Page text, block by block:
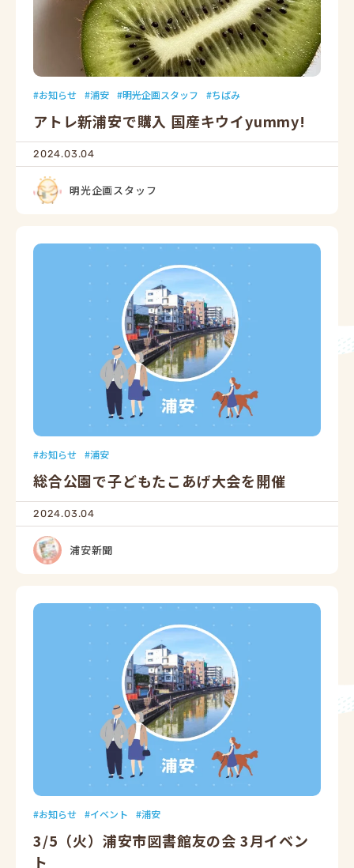
お知らせ 浦安 明光企画スタッフ ちばみ
アトレ新浦安で購入 国産キウイyummy!
2024.03.04
明光企画スタッフ
お知らせ 浦安
総合公園で子どもたこあげ大会を開催
2024.03.04
浦安新聞
お知らせ イベント 浦安
3/5（火）浦安市図書館友の会 3月イベン
ト